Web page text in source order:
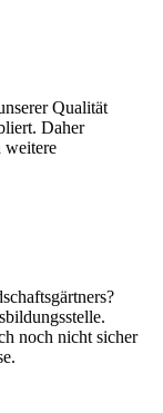
Qualität
Daher
weitere
noch nicht sicher